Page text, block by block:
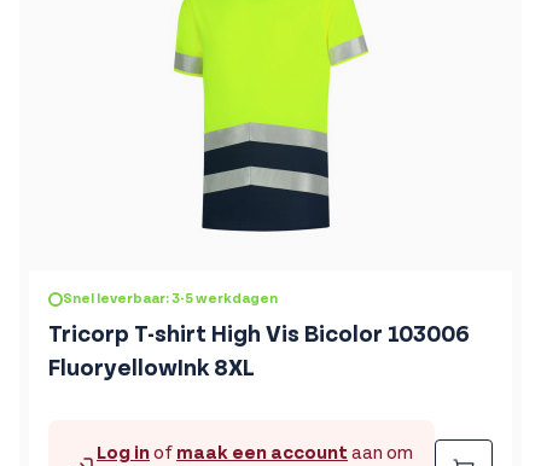
Snel leverbaar: 3-5 werkdagen
Tricorp T-shirt High Vis Bicolor 103006
FluoryellowInk 8XL
Log inof maak een account aan om